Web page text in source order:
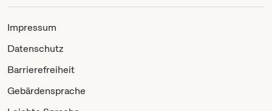
Impressum
Datenschutz
Barrierefreiheit
Gebärdensprache